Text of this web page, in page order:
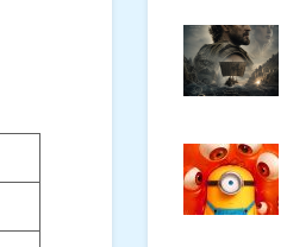
kulturu Korčula
KINO MEDITERAN / ZA
21:00 / Ljetno kino